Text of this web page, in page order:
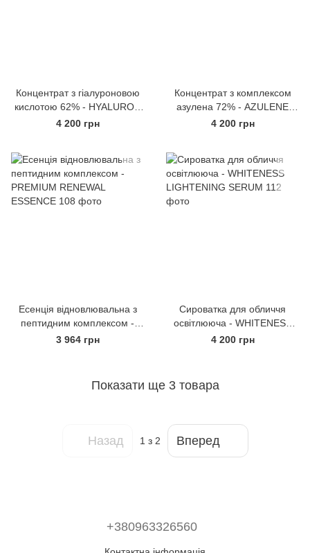
Концентрат з гіалуроновою
кислотою 62% - HYALURON
COMPLEX AMPOULE 62%
4 200 грн
Концентрат з комплексом
азулена 72% - AZULENE
COMPLEX AMPOULE 72%
4 200 грн
Есенція відновлювальна з
пептидним комплексом -
PREMIUM RENEWAL
3 964 грн
Сироватка для обличчя
освітлююча - WHITENESS
LIGHTENING SERUM
4 200 грн
Показати ще 3 товара
Назад 1 з 2 Вперед
+380963326560